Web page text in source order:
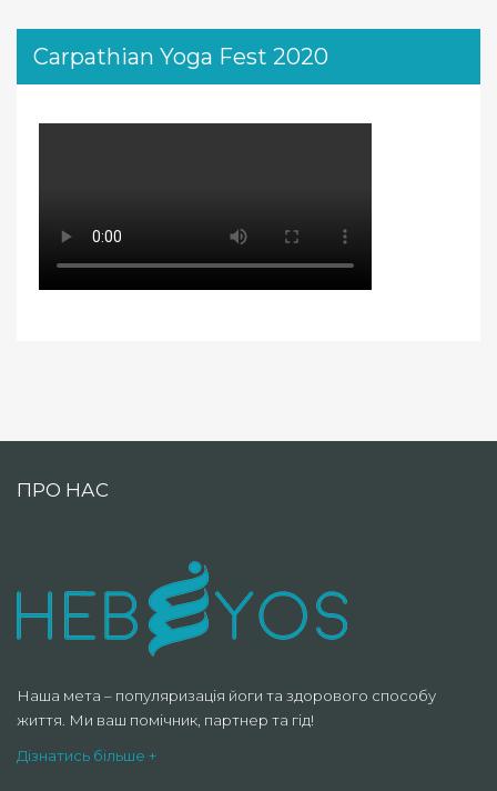
Carpathian Yoga Fest 2020
ПРО НАС
Наша мета – популяризація йоги та здорового способу
життя. Ми ваш помічник, партнер та гід!
Дізнатись більше +